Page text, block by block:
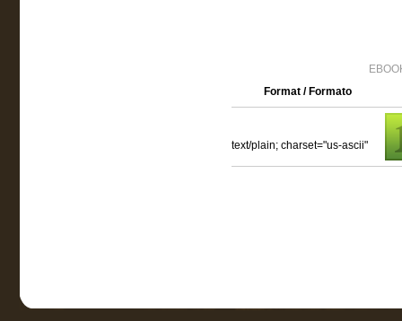
Format / Formato
text/plain; charset="us-ascii"